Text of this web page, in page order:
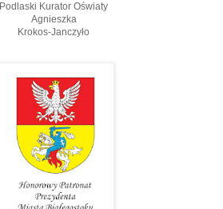
Podlaski Kurator Oświaty
Agnieszka
Krokos-Janczyło